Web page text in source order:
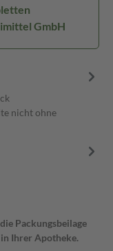
GmbH
nicht ohne
Packungsbeilage
Ihrer Apotheke.